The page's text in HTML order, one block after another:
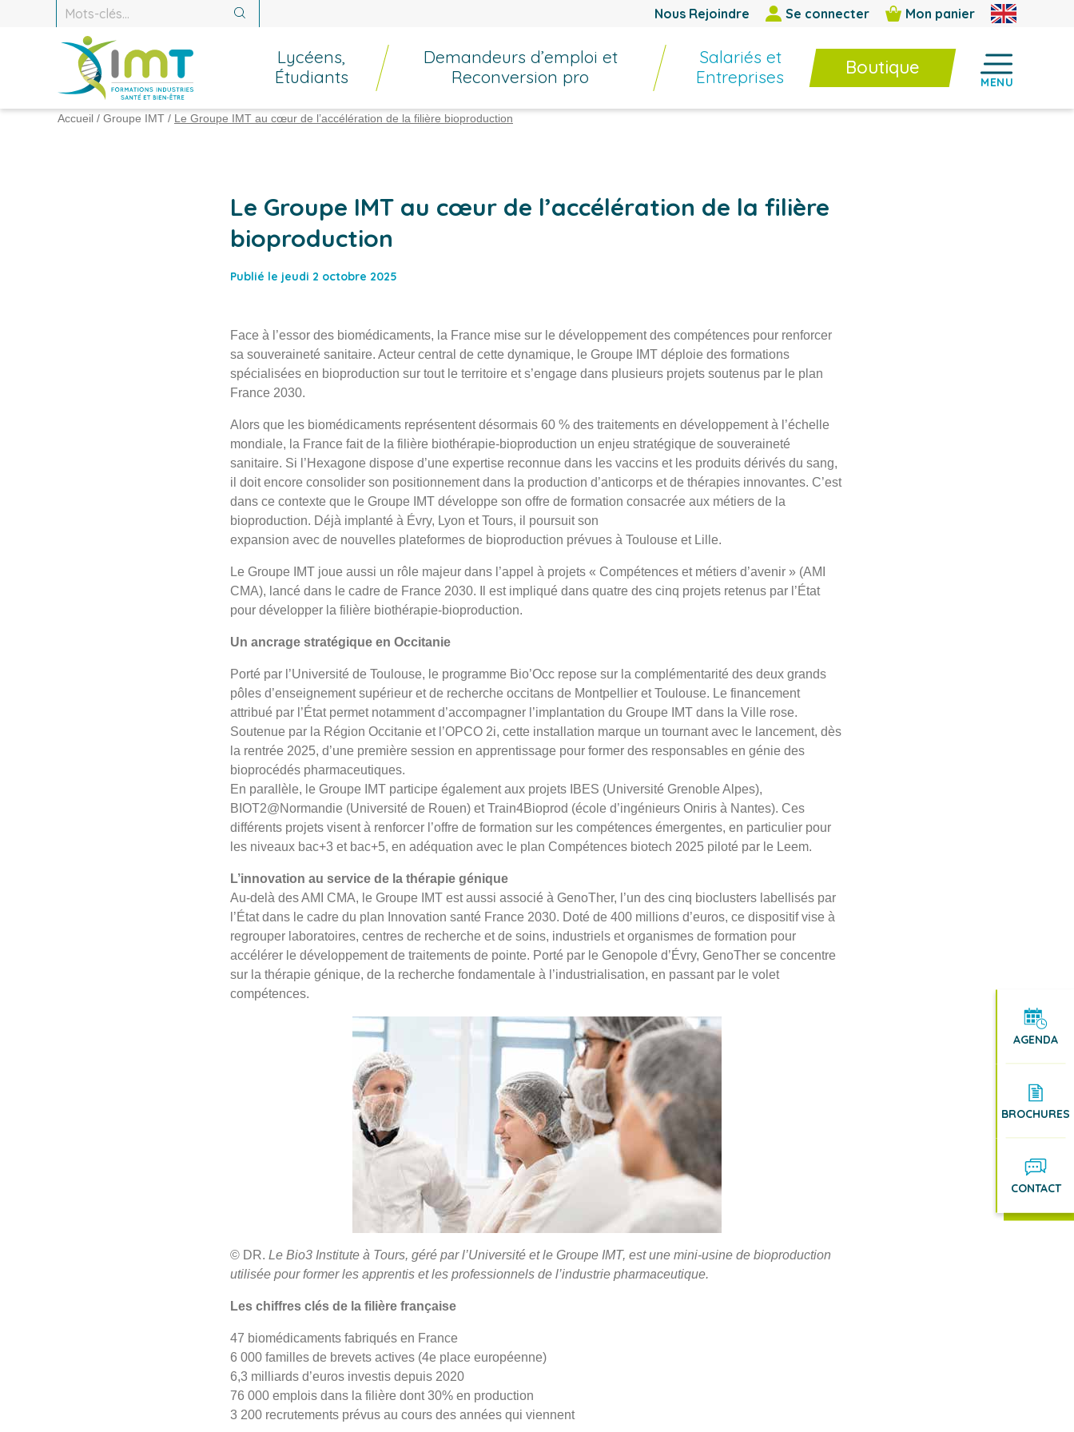
Nous Rejoindre Se connecter Mon panier
AGENDA
BROCHURES
CONTACT
Lycéens,
Étudiants
Demandeurs d’emploi et
Reconversion pro
Salariés et
Entreprises
Boutique
MENU
Recherche : Recherche
Accueil / Groupe IMT / Le Groupe IMT au cœur de l’accélération de la filière bioproduction
Le Groupe IMT au cœur de l’accélération de la filière
bioproduction
Publié le jeudi 2 octobre 2025
Face à l’essor des biomédicaments, la France mise sur le développement des compétences pour renforcer
sa souveraineté sanitaire. Acteur central de cette dynamique, le Groupe IMT déploie des formations
spécialisées en bioproduction sur tout le territoire et s’engage dans plusieurs projets soutenus par le plan
France 2030.
Alors que les biomédicaments représentent désormais 60 % des traitements en développement à l’échelle
mondiale, la France fait de la filière biothérapie-bioproduction un enjeu stratégique de souveraineté
sanitaire. Si l’Hexagone dispose d’une expertise reconnue dans les vaccins et les produits dérivés du sang,
il doit encore consolider son positionnement dans la production d’anticorps et de thérapies innovantes. C’est
dans ce contexte que le Groupe IMT développe son offre de formation consacrée aux métiers de la
bioproduction. Déjà implanté à Évry, Lyon et Tours, il poursuit son
expansion avec de nouvelles plateformes de bioproduction prévues à Toulouse et Lille.
Le Groupe IMT joue aussi un rôle majeur dans l’appel à projets « Compétences et métiers d’avenir » (AMI
CMA), lancé dans le cadre de France 2030. Il est impliqué dans quatre des cinq projets retenus par l’État
pour développer la filière biothérapie-bioproduction.
Un ancrage stratégique en Occitanie
Porté par l’Université de Toulouse, le programme Bio’Occ repose sur la complémentarité des deux grands
pôles d’enseignement supérieur et de recherche occitans de Montpellier et Toulouse. Le financement
attribué par l’État permet notamment d’accompagner l’implantation du Groupe IMT dans la Ville rose.
Soutenue par la Région Occitanie et l’OPCO 2i, cette installation marque un tournant avec le lancement, dès
la rentrée 2025, d’une première session en apprentissage pour former des responsables en génie des
bioprocédés pharmaceutiques.
En parallèle, le Groupe IMT participe également aux projets IBES (Université Grenoble Alpes),
BIOT2@Normandie (Université de Rouen) et Train4Bioprod (école d’ingénieurs Oniris à Nantes). Ces
différents projets visent à renforcer l’offre de formation sur les compétences émergentes, en particulier pour
les niveaux bac+3 et bac+5, en adéquation avec le plan Compétences biotech 2025 piloté par le Leem.
L’innovation au service de la thérapie génique
Au-delà des AMI CMA, le Groupe IMT est aussi associé à GenoTher, l’un des cinq bioclusters labellisés par
l’État dans le cadre du plan Innovation santé France 2030. Doté de 400 millions d’euros, ce dispositif vise à
regrouper laboratoires, centres de recherche et de soins, industriels et organismes de formation pour
accélérer le développement de traitements de pointe. Porté par le Genopole d’Évry, GenoTher se concentre
sur la thérapie génique, de la recherche fondamentale à l’industrialisation, en passant par le volet
compétences.
© DR. Le Bio3 Institute à Tours, géré par l’Université et le Groupe IMT, est une mini-usine de bioproduction
utilisée pour former les apprentis et les professionnels de l’industrie pharmaceutique.
Les chiffres clés de la filière française
47 biomédicaments fabriqués en France
6 000 familles de brevets actives (4e place européenne)
6,3 milliards d’euros investis depuis 2020
76 000 emplois dans la filière dont 30% en production
3 200 recrutements prévus au cours des années qui viennent